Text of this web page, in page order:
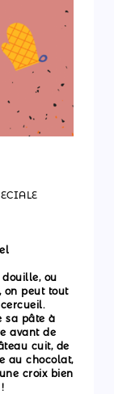
ou
on peut tout
sa pâte à
avant de
cuit, de
au chocolat,
croix bien